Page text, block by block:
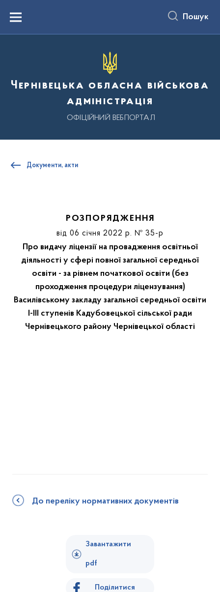
вмістуMenu Пошук
Чернівецька обласна військова
адміністрація
ОФІЦІЙНИЙ ВЕБПОРТАЛ
Документи, акти
РОЗПОРЯДЖЕННЯ
від 06 січня 2022 р. № 35-р
Про видачу ліцензії на провадження освітньої
діяльності у сфері повної загальної середньої
освіти - за рівнем початкової освіти (без
проходження процедури ліцензування)
Василівському закладу загальної середньої освіти
І-ІІІ ступенів Кадубовецької сільської ради
Чернівецького району Чернівецької області
До переліку нормативних документів
Завантажити
pdf
Поділитися